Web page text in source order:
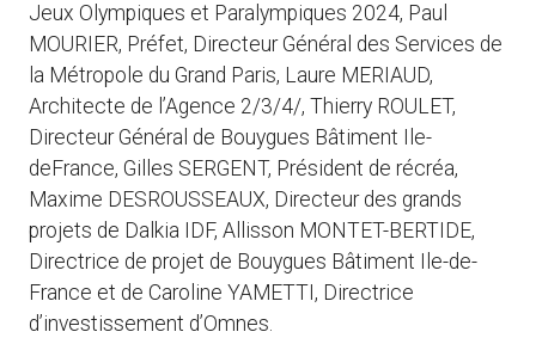
Jeux Olympiques et Paralympiques 2024, Paul
MOURIER, Préfet, Directeur Général des Services de
la Métropole du Grand Paris, Laure MERIAUD,
Architecte de l’Agence 2/3/4/, Thierry ROULET,
Directeur Général de Bouygues Bâtiment Ile-
deFrance, Gilles SERGENT, Président de récréa,
Maxime DESROUSSEAUX, Directeur des grands
projets de Dalkia IDF, Allisson MONTET-BERTIDE,
Directrice de projet de Bouygues Bâtiment Ile-de-
France et de Caroline YAMETTI, Directrice
d’investissement d’Omnes.